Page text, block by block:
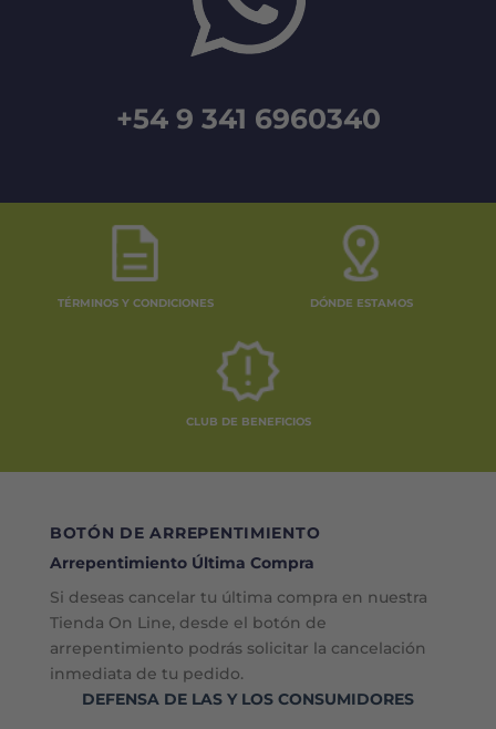
+54 9 341 6960340
TÉRMINOS Y CONDICIONES DÓNDE ESTAMOS
CLUB DE BENEFICIOS
BOTÓN DE ARREPENTIMIENTO
Arrepentimiento Última Compra
Si deseas cancelar tu última compra en nuestra
Tienda On Line, desde el botón de
arrepentimiento podrás solicitar la cancelación
inmediata de tu pedido.
DEFENSA DE LAS Y LOS CONSUMIDORES